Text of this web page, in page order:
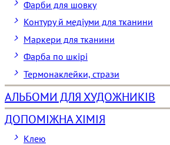
Фарби для шовку
Контуру й медіуми для тканини
Маркери для тканини
Фарба по шкірі
Термонаклейки, стрази
АЛЬБОМИ ДЛЯ ХУДОЖНИКІВ
ДОПОМІЖНА ХІМІЯ
Клею